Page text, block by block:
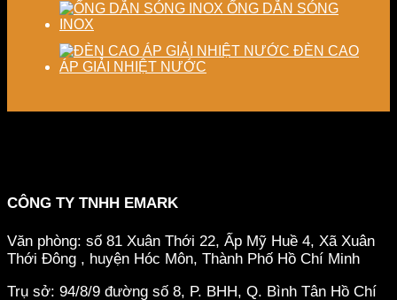
ỐNG DẪN SÓNG
INOX
ĐÈN CAO
ÁP GIẢI NHIỆT NƯỚC
CÔNG TY TNHH EMARK
Văn phòng: số 81 Xuân Thới 22, Ấp Mỹ Huề 4, Xã Xuân
Thới Đông , huyện Hóc Môn, Thành Phố Hồ Chí Minh
Trụ sở: 94/8/9 đường số 8, P. BHH, Q. Bình Tân Hồ Chí